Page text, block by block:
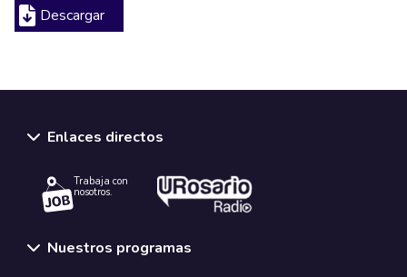
Descargar
Enlaces directos
Trabaja con
nosotros.
Nuestros programas